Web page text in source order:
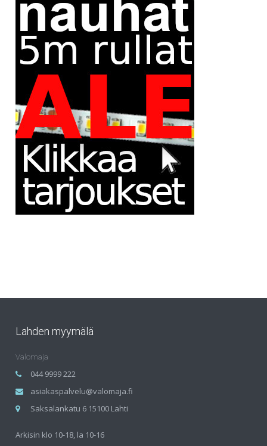
Lahden myymälä
Valomaja
044 9999 222
asiakaspalvelu@valomaja.fi
Saksalankatu 6 15100 Lahti
Arkisin klo 10-18, la 10-16